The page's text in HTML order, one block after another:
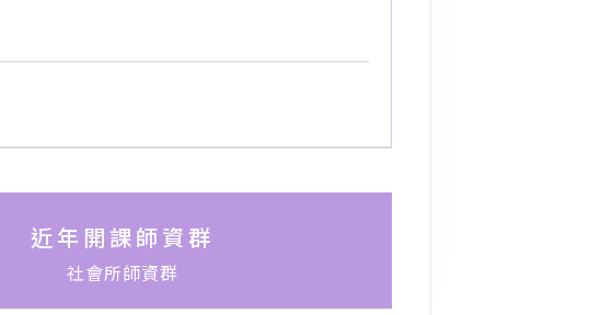
近年開課師資群
社會所師資群